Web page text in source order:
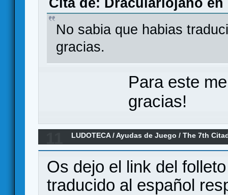
No sabia que habias
gracias.
Para este
gracias!
LUDOTECA/Ayudas de Juego /The 7th
Os dejo el link del
traducido al español